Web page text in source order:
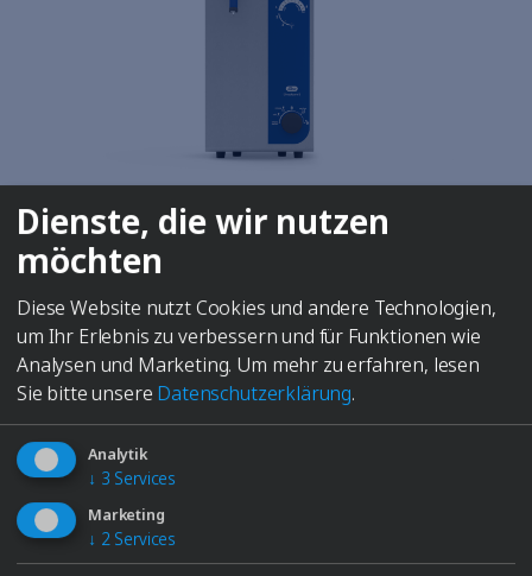
Elmasteam8 basic
FD
VERWENDUNG
Feste Düse Handstück Handstück +
Informationen
8 bar
Dienste, die wir nutzen
möchten
Diese Website nutzt Cookies und andere Technologien,
um Ihr Erlebnis zu verbessern und für Funktionen wie
Analysen und Marketing. Um mehr zu erfahren, lesen
Sie bitte unsere Datenschutzerklärung.
Analytik
↓ 3 Services
Marketing
↓ 2 Services